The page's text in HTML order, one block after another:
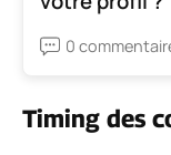
0
Timing des